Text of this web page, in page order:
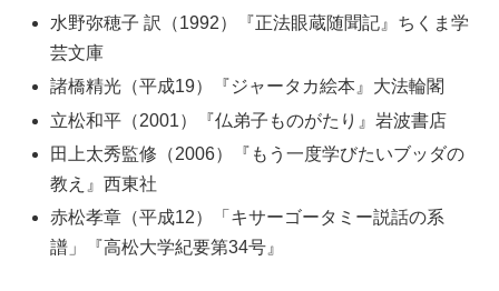
水野弥穂子 訳（1992）『正法眼蔵随聞記』ちくま学
芸文庫
諸橋精光（平成19）『ジャータカ絵本』大法輪閣
立松和平（2001）『仏弟子ものがたり』岩波書店
田上太秀監修（2006）『もう一度学びたいブッダの
教え』西東社
赤松孝章（平成12）「キサーゴータミー説話の系
譜」『高松大学紀要第34号』